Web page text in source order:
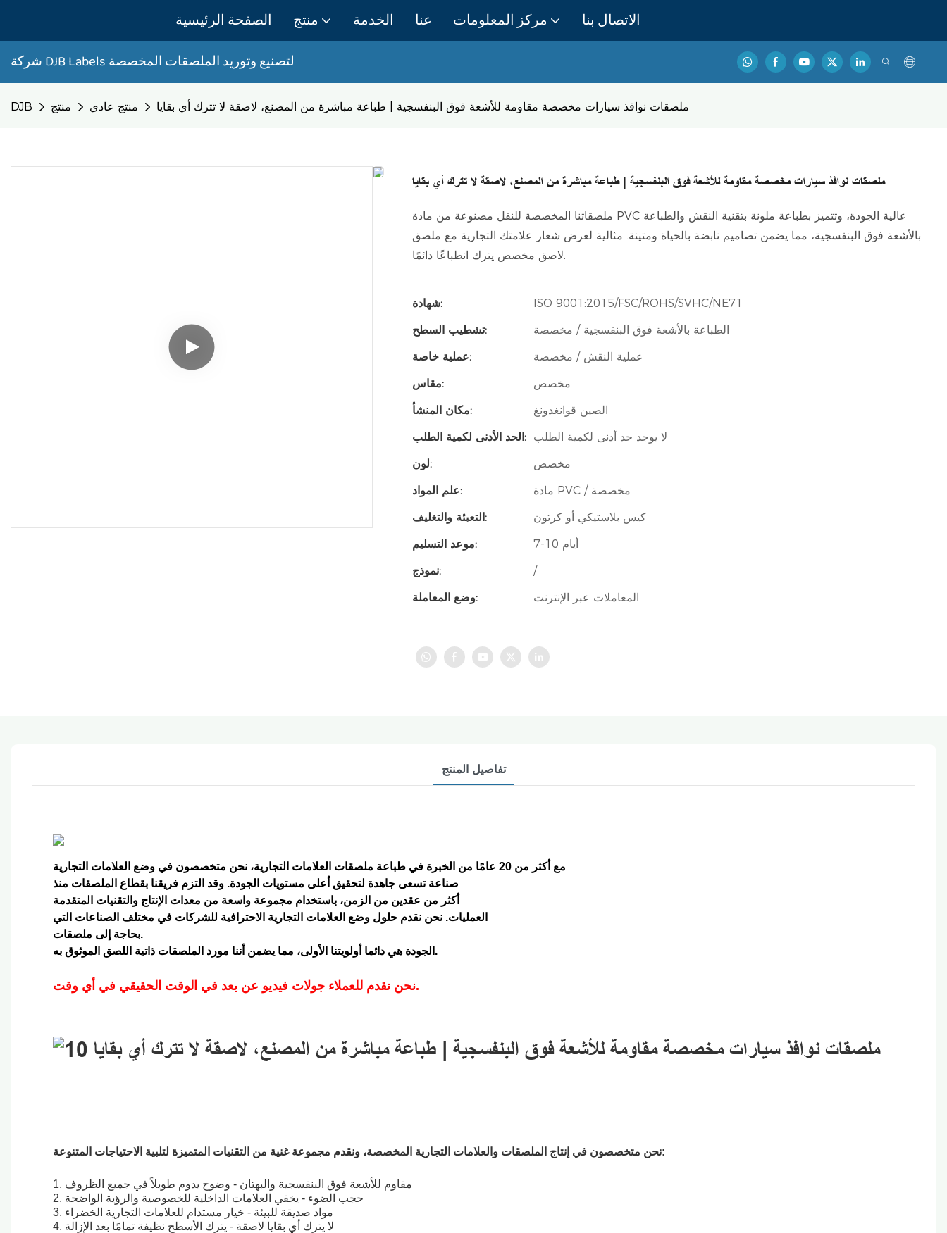
الصفحة الرئيسية منتج الخدمة عنا مركز المعلومات الاتصال بنا
شركة DJB
DJB منتج منتج عادي ملصقات نوافذ سيارات مخصصة مقاومة للأشعة فوق البنفسجية | طباعة مباشرة من المصنع، لاصقة لا تترك أي بقايا
ملصقات نوافذ سيارات مخصصة مقاومة للأشعة فوق البنفسجية | طباعة مباشرة من المصنع، لاصقة لا تترك أي بقايا
ملصقاتنا المخصصة للنقل مصنوعة من مادة PVC عالية الجودة، وتتميز بطباعة ملونة بتقنية النقش والطباعة
بالأشعة فوق البنفسجية، مما يضمن تصاميم نابضة بالحياة ومتينة. مثالية لعرض شعار علامتك التجارية مع ملصق
شهادة:
ISO 9001:2015/FSC/ROHS/SVHC/NE71
تشطيب السطح:
الطباعة بالأشعة فوق البنفسجية / مخصصة
عملية خاصة:
عملية النقش / مخصصة
مقاس:
مخصص
مكان المنشأ:
الصين قوانغدونغ
الحد الأدنى لكمية الطلب: لا يوجد حد أدنى لكمية الطلب
لون:
مخصص
علم المواد:
مادة PVC / مخصصة
التعبئة والتغليف:
كيس بلاستيكي أو كرتون
موعد التسليم:
7-10 أيام
نموذج:
/
وضع المعاملة:
المعاملات عبر الإنترنت
تفاصيل المنتج
مع أكثر من 20 عامًا من الخبرة في طباعة ملصقات العلامات التجارية، نحن متخصصون في وضع العلامات التجارية
صناعة تسعى جاهدة لتحقيق أعلى مستويات الجودة. وقد التزم فريقنا بقطاع الملصقات منذ
أكثر من عقدين من الزمن، باستخدام مجموعة واسعة من معدات الإنتاج والتقنيات المتقدمة
العمليات. نحن نقدم حلول وضع العلامات التجارية الاحترافية للشركات في مختلف الصناعات التي
بحاجة إلى ملصقات.
الجودة هي دائما أولويتنا الأولى، مما يضمن أننا مورد الملصقات ذاتية اللصق الموثوق به.
نحن نقدم للعملاء جولات فيديو عن بعد في الوقت الحقيقي في أي وقت.
نحن متخصصون في إنتاج الملصقات والعلامات التجارية المخصصة، ونقدم مجموعة غنية من التقنيات المتميزة لتلبية الاحتياجات المتنوعة:
1. مقاوم للأشعة فوق البنفسجية والبهتان - وضوح يدوم طويلاً في جميع الظروف
2. حجب الضوء - يخفي العلامات الداخلية للخصوصية والرؤية الواضحة
3. مواد صديقة للبيئة - خيار مستدام للعلامات التجارية الخضراء
4. لا يترك أي بقايا لاصقة - يترك الأسطح نظيفة تمامًا بعد الإزالة